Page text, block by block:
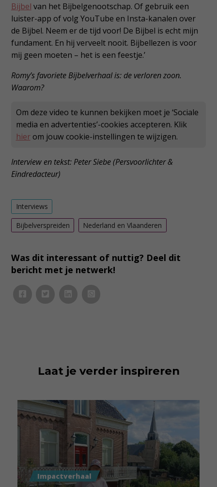
Bijbel van het Bijbelgenootschap. Of gebruik een
luister-app of volg YouTube en Insta-kanalen over
de Bijbel. Neem er de tijd voor! De Bijbel is echt mijn
fundament. En hij verveelt nooit. Bijbellezen is voor
mij geen moeten – het is een feestje.’
Romy’s favoriete Bijbelverhaal is: de verloren zoon.
Waarom?
Om deze video te kunnen bekijken moet je ‘Sociale
media en advertenties’-cookies accepteren. Klik
hierom jouw cookie-instellingen te wijzigen.
Interview en tekst: Peter Siebe(Persvoorlichter &
Eindredacteur)
Interviews
Bijbelverspreiden Nederland en Vlaanderen
Was dit interessant of nuttig? Deel dit
bericht met je netwerk!
Laat je verder inspireren
Impactverhaal